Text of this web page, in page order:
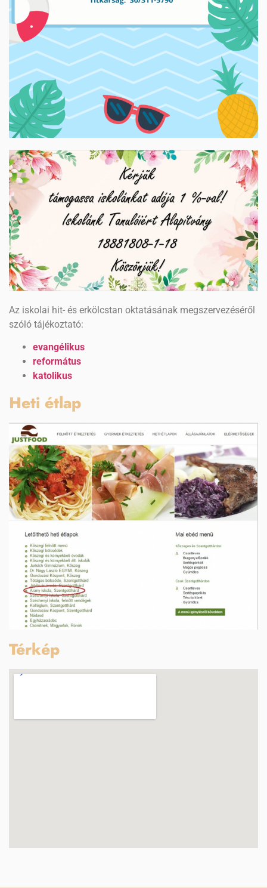
Az iskolai hit- és erkölcstan oktatásának megszervezéséről
szóló tájékoztató:
evangélikus
református
katolikus
Heti étlap
Térkép